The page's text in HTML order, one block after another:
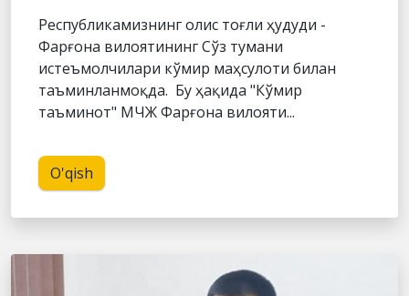
Республикамизнинг олис тоғли ҳудуди -
Фарғона вилоятининг Сўз тумани
истеъмолчилари кўмир маҳсулоти билан
таъминланмоқда. Бу ҳақида "Кўмир
таъминот" МЧЖ Фарғона вилояти...
O'qish